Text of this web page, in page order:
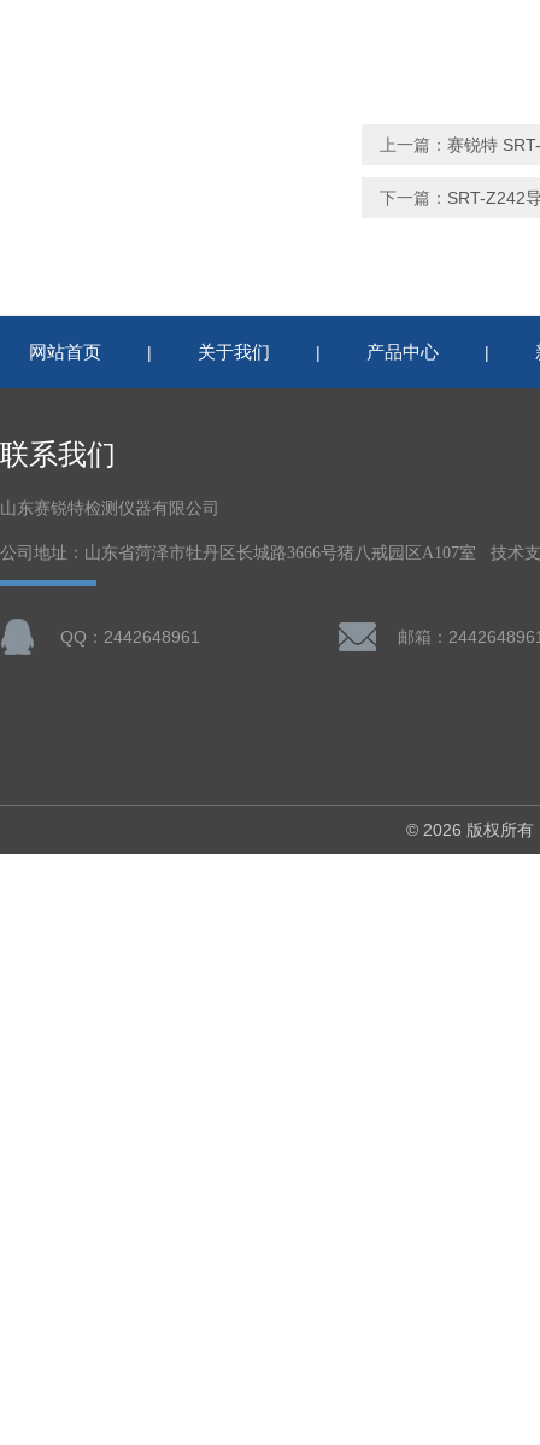
上一篇： 赛锐特
下一篇： SRT-Z242
网站首页 | 关于我们 | 产品中心 |
联系我们
山东赛锐特检测仪器有限公司
公司地址：山东省菏泽市牡丹区长城路3666号猪八戒园区A107室 技术
QQ：2442648961 邮箱：
© 2026 版权所